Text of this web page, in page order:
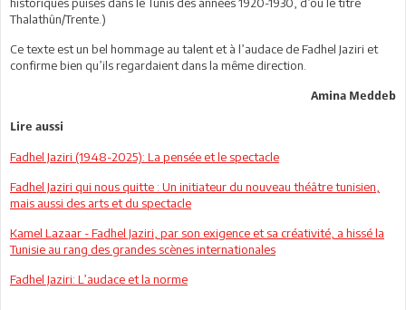
Thalathûn/Trente.)
Ce texte est un bel hommage au talent et à l’audace de Fadhel Jaziri et
confirme bien qu’ils regardaient dans la même direction.
Amina Meddeb
Lire aussi
Fadhel Jaziri (1948-2025): La pensée et le spectacle
Fadhel Jaziri qui nous quitte : Un initiateur du nouveau théâtre tunisien,
mais aussi des arts et du spectacle
Kamel Lazaar - Fadhel Jaziri, par son exigence et sa créativité, a hissé la
Tunisie au rang des grandes scènes internationales
Fadhel Jaziri: L’audace et la norme